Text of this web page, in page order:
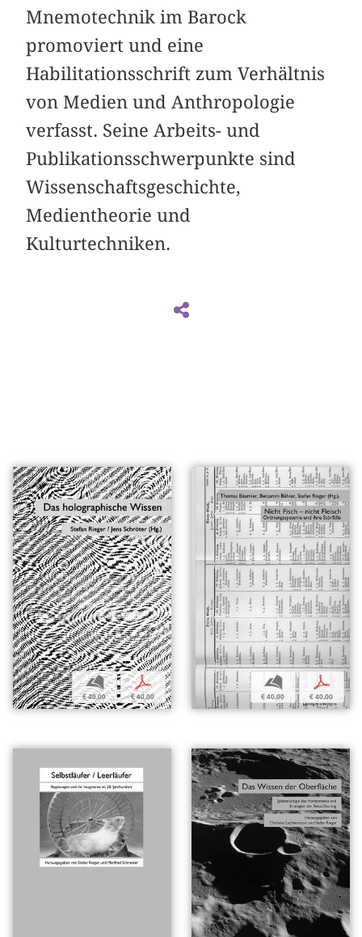
Mnemotechnik im Barock
promoviert und eine
Habilitationsschrift zum Verhältnis
von Medien und Anthropologie
verfasst. Seine Arbeits- und
Publikationsschwerpunkte sind
Wissenschaftsgeschichte,
Medientheorie und
Kulturtechniken.
b
€ 40,00
p
€ 40,00
b
€ 40,00
p
€ 40,00